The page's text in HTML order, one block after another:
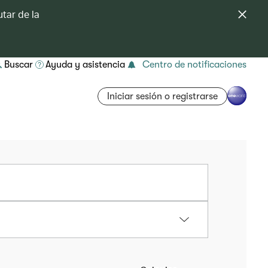
de la
Buscar Ayuda y asistencia Centro de notificaciones
Iniciar sesión o registrarse